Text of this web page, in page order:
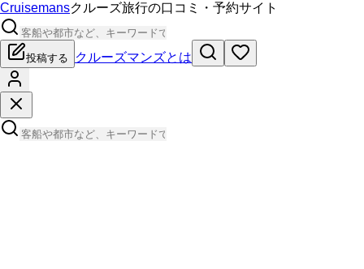
Cruisemansクルーズ旅行の口コミ・予約サイト
投稿する クルーズマンズとは